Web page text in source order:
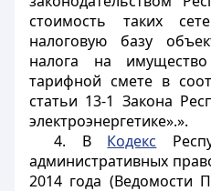
стоимость таких
налоговую базу
налога на
тарифной смете в
статьи 13-1 Закона
электроэнергетике».».
4. В Кодекс
административных
2014 года (Ведомости